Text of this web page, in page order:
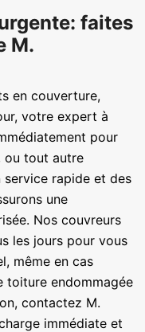
faites
M.
en couverture,
votre expert à
pour
ou tout autre
rapide et des
une
Nos couvreurs
les jours pour vous
même en cas
toiture endommagée
contactez M.
immédiate et